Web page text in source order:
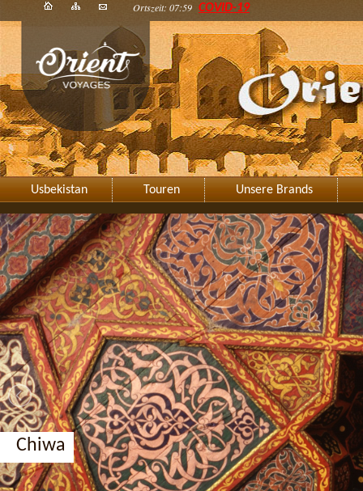
Ortszeit: 07:59 COVID-19
Usbekistan Touren Unsere Brands
Chiwa